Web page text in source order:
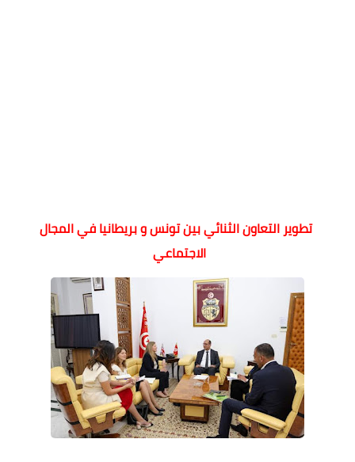
تطوير التعاون الثنائي بين تونس و بريطانيا في المجال
الاجتماعي